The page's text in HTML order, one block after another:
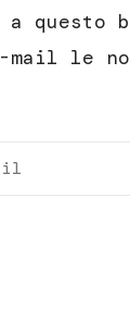
questo
mail le